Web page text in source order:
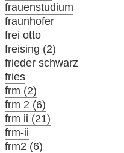
frauenstudium
fraunhofer
frei otto
freising (2)
frieder schwarz
fries
frm (2)
frm 2 (6)
frm ii (21)
frm-ii
frm2 (6)